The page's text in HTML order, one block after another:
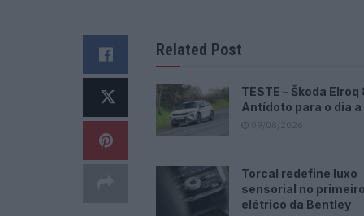
Related Post
TESTE – Škoda Elroq
Antídoto para o dia a
Torcal redefine luxo
sensorial no
elétrico da Bentley